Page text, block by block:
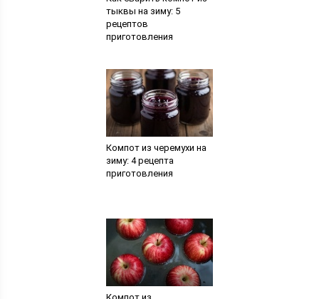
тыквы на зиму: 5
рецептов
приготовления
Компот из черемухи на
зиму: 4 рецепта
приготовления